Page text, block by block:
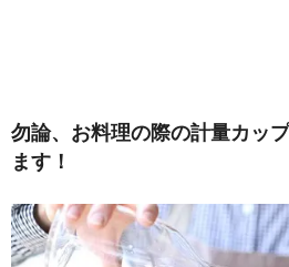
勿論、お料理の際の計量カッ
ます！